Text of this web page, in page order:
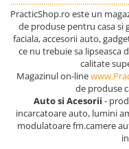
PracticShop.ro este un
de produse pentru casa si
faciala, accesorii auto,
ce nu trebuie sa lipseasca
calitate
Magazinul on-line
de produse
Auto si Acesorii -
incarcatoare auto, lumini
modulatoare fm.camere